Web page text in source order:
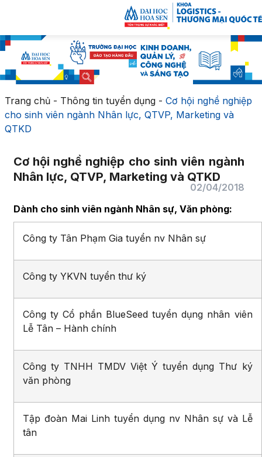
Trang chủ- Thông tin tuyển dụng- Cơ hội nghề nghiệp
cho sinh viên ngành Nhân lực, QTVP, Marketing và
QTKD
Cơ hội nghề nghiệp cho sinh viên ngành
Nhân lực, QTVP, Marketing và QTKD
02/04/2018
Dành cho sinh viên ngành Nhân sự, Văn phòng:
Công ty Tân Phạm Gia tuyển nv Nhân sự
Công ty YKVN tuyển thư ký
Công ty Cổ phần BlueSeed tuyển dụng nhân viên
Lễ Tân – Hành chính
Công ty TNHH TMDV Việt Ý tuyển dụng Thư ký
văn phòng
Tập đoàn Mai Linh tuyển dụng nv Nhân sự và Lễ
tân